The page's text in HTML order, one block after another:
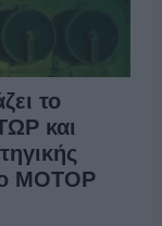
το
και
ΜΟΤΟΡ